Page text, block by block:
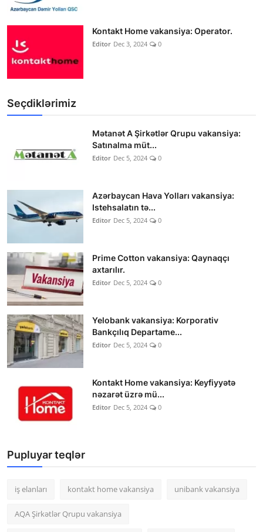
Kontakt Home vakansiya: Operator.
Editor Dec 3, 2024 0
Seçdiklərimiz
Mətanət A Şirkətlər Qrupu vakansiya:
Satınalma müt...
Editor Dec 5, 2024 0
Azərbaycan Hava Yolları vakansiya:
Istehsalatın tə...
Editor Dec 5, 2024 0
Prime Cotton vakansiya: Qaynaqçı
axtarılır.
Editor Dec 5, 2024 0
Yelobank vakansiya: Korporativ
Bankçılıq Departame...
Editor Dec 5, 2024 0
Kontakt Home vakansiya: Keyfiyyətə
nəzarət üzrə mü...
Editor Dec 5, 2024 0
Pupluyar teqlər
iş elanları kontakt home vakansiya unibank vakansiya
AQA Şirkətlər Qrupu vakansiya